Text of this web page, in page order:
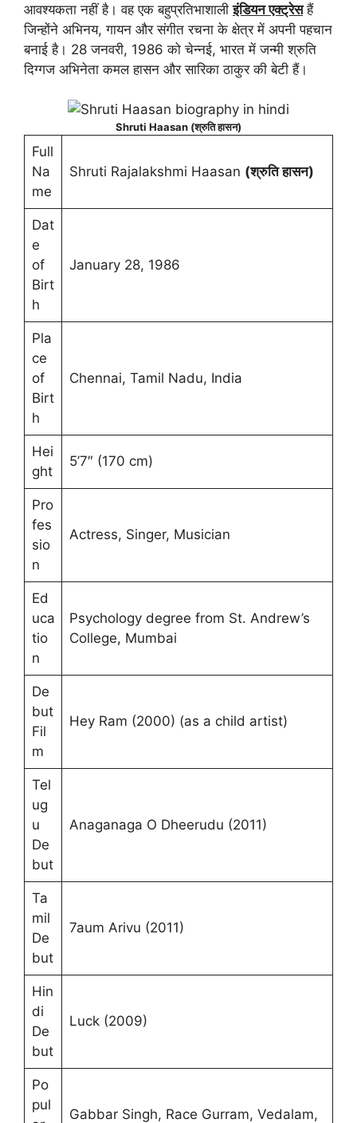
आवश्यकता नहीं है। वह एक बहुप्रतिभाशालीइंडियन एक्ट्रेसहैं
जिन्होंने अभिनय, गायन और संगीत रचना के क्षेत्र में अपनी पहचान
बनाई है। 28 जनवरी, 1986 को चेन्नई, भारत में जन्मी श्रुति
दिग्गज अभिनेता कमल हासन और सारिका ठाकुर की बेटी हैं।
Shruti Haasan (श्रुति हासन)
Full
Na
me
Shruti Rajalakshmi Haasan (श्रुति हासन)
Dat
e
of
Birt
h
January 28, 1986
Pla
ce
of
Birt
h
Chennai, Tamil Nadu, India
Hei
ght
5’7″ (170 cm)
Pro
fes
sio
n
Actress, Singer, Musician
Ed
uca
tio
n
Psychology degree from St. Andrew’s
College, Mumbai
De
but
Fil
m
Hey Ram (2000) (as a child artist)
Tel
ug
u
De
but
Anaganaga O Dheerudu (2011)
Ta
mil
De
but
7aum Arivu (2011)
Hin
di
De
but
Luck (2009)
Po
pul
Gabbar Singh, Race Gurram, Vedalam,